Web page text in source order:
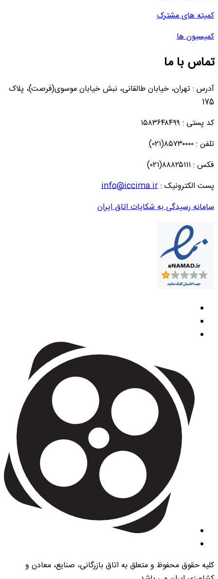
کمیته های مشترک
کمیسیون ها
تماس با ما
آدرس : تهران، خیابان طالقانی، نبش خیابان موسوی(فرصت)، پلاک
175
کد پستی : ۱۵۸۳۶۴۸۴۹۹
تلفن : ۸۵۷۳۰۰۰۰(۰۲۱)
فکس : ۸۸۸۲۵۱۱۱(۰۲۱)
پست الکترونیک :info@iccima.ir
سامانه رسیدگی به شکایات اتاق ایران
کلیه حقوق محفوظ و متعلق به اتاق بازرگانی، صنایع، معادن و